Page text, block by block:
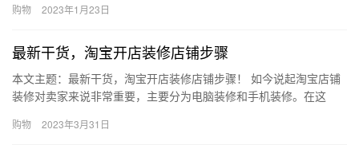
法？来…
购物 2023年1月23日
最新干货，淘宝开店装修店铺步骤
本文主题：最新干货，淘宝开店装修店铺步骤！ 如今说起淘宝店铺
装修对卖家来说非常重要，主要分为电脑装修和手机装修。在这
下来我…
购物 2023年3月31日